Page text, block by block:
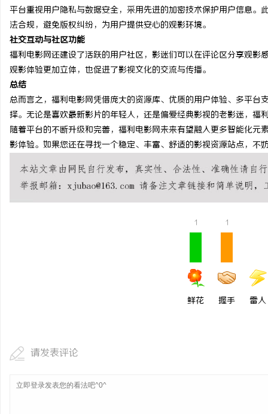
平台重视用户隐私与数据安全，采用先进的加密技术保护用户信息
法合规，避免版权纠纷，为用户提供安心的观影环境。
社交互动与社区功能
福利电影网还建设了活跃的用户社区，影迷们可以在评论区分享观
观影体验更加立体，也促进了影视文化的交流与传播。
总结
总而言之，福利电影网凭借庞大的资源库、优质的用户体验、多平
择。无论是喜欢最新影片的年轻人，还是偏爱经典影视的老影迷，福
随着平台的不断升级和完善，福利电影网未来有望融入更多智能化
影体验。如果您还在寻找一个稳定、丰富、舒适的影视资源站点，不
1
鲜花
1
握手 雷人
请发表评论